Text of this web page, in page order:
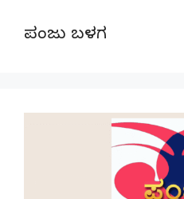
ಪಂಜು ಬಳಗ